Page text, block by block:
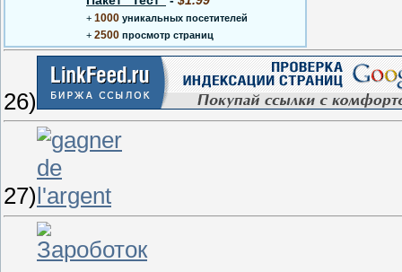
+ 1000 уникальных посетителей
+ 2500 просмотр страниц
проверяется
ÿ\ыйх1юхдпа-7н-2ирле8.ва1лв 6дПроверяется
26)
27)